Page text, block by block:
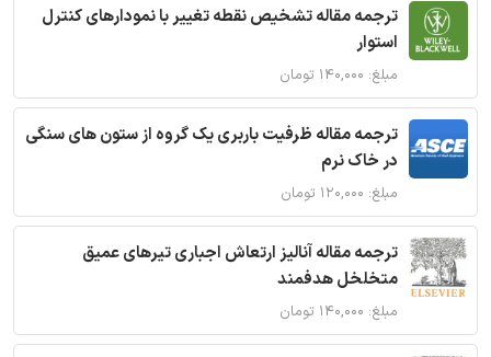
ترجمه مقاله تشخیص نقطه تغییر با نمودارهای کنترل
استوار
مبلغ: ۱۴۰,۰۰۰ تومان
ترجمه مقاله ظرفیت باربری یک گروه از ستون های سنگی
در خاک نرم
مبلغ: ۱۲۰,۰۰۰ تومان
ترجمه مقاله آنالیز ارتعاش اجباری تیرهای عمیق
متخلخل هدفمند
مبلغ: ۱۴۰,۰۰۰ تومان